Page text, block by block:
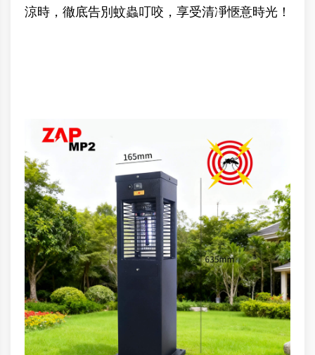
涼時，徹底告別蚊蟲叮咬，享受清凈愜意時光！